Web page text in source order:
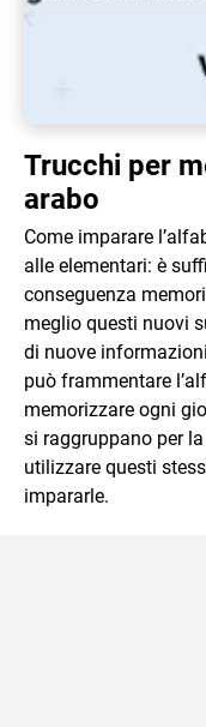
Trucchi per
arabo
Come imparare
alle elementari: è
conseguenza
meglio questi nuovi
di nuove
può frammentare
memorizzare ogni
si raggruppano per
utilizzare questi
impararle.